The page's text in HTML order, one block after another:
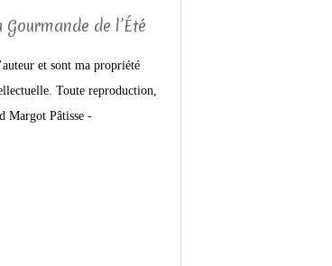
et sont ma propriété
Toute reproduction,
Margot Pâtisse -